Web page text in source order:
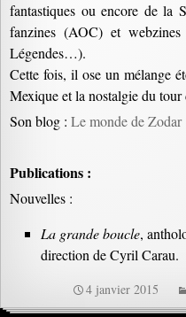
fantastiques ou encore de la
fanzines (AOC) et
Légendes…).
Cette fois, il ose un mélange
Mexique et la nostalgie du tour
Son blog : Le monde de Zodar
Publications :
Nouvelles :
La grande boucle,
direction de Cyril Carau.
4 janvier 2015